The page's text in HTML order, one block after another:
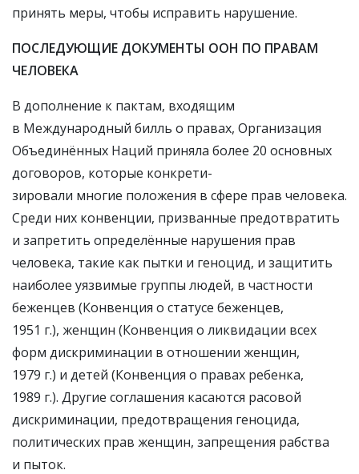
принять меры, чтобы исправить нарушение.
ПОСЛЕДУЮЩИЕ ДОКУМЕНТЫ ООН ПО ПРАВАМ
ЧЕЛОВЕКА
В дополнение к пактам, входящим
в Международный билль о правах, Организация
Объединённых Наций приняла более 20 основных
договоров, которые конкрети-
зировали многие положения в сфере прав человека.
Среди них конвенции, призванные предотвратить
и запретить определённые нарушения прав
человека, такие как пытки и геноцид, и защитить
наиболее уязвимые группы людей, в частности
беженцев (Конвенция о статусе беженцев,
1951 г.), женщин (Конвенция о ликвидации всех
форм дискриминации в отношении женщин,
1979 г.) и детей (Конвенция о правах ребенка,
1989 г.). Другие соглашения касаются расовой
дискриминации, предотвращения геноцида,
политических прав женщин, запрещения рабства
и пыток.